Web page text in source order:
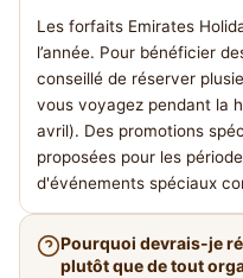
Les forfaits Emirates
l’année. Pour bénéficier
conseillé de réserver
vous voyagez pendant la
avril). Des promotions
proposées pour les
d'événements spéciaux
Pourquoi devrais-je
plutôt que de tout